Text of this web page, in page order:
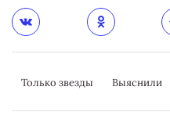
Только звезды Выяснили